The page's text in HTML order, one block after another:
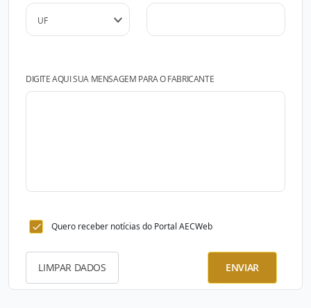
DIGITE AQUI SUA MENSAGEM PARA O FABRICANTE
Quero receber notícias do Portal AECWeb
LIMPAR DADOS ENVIAR